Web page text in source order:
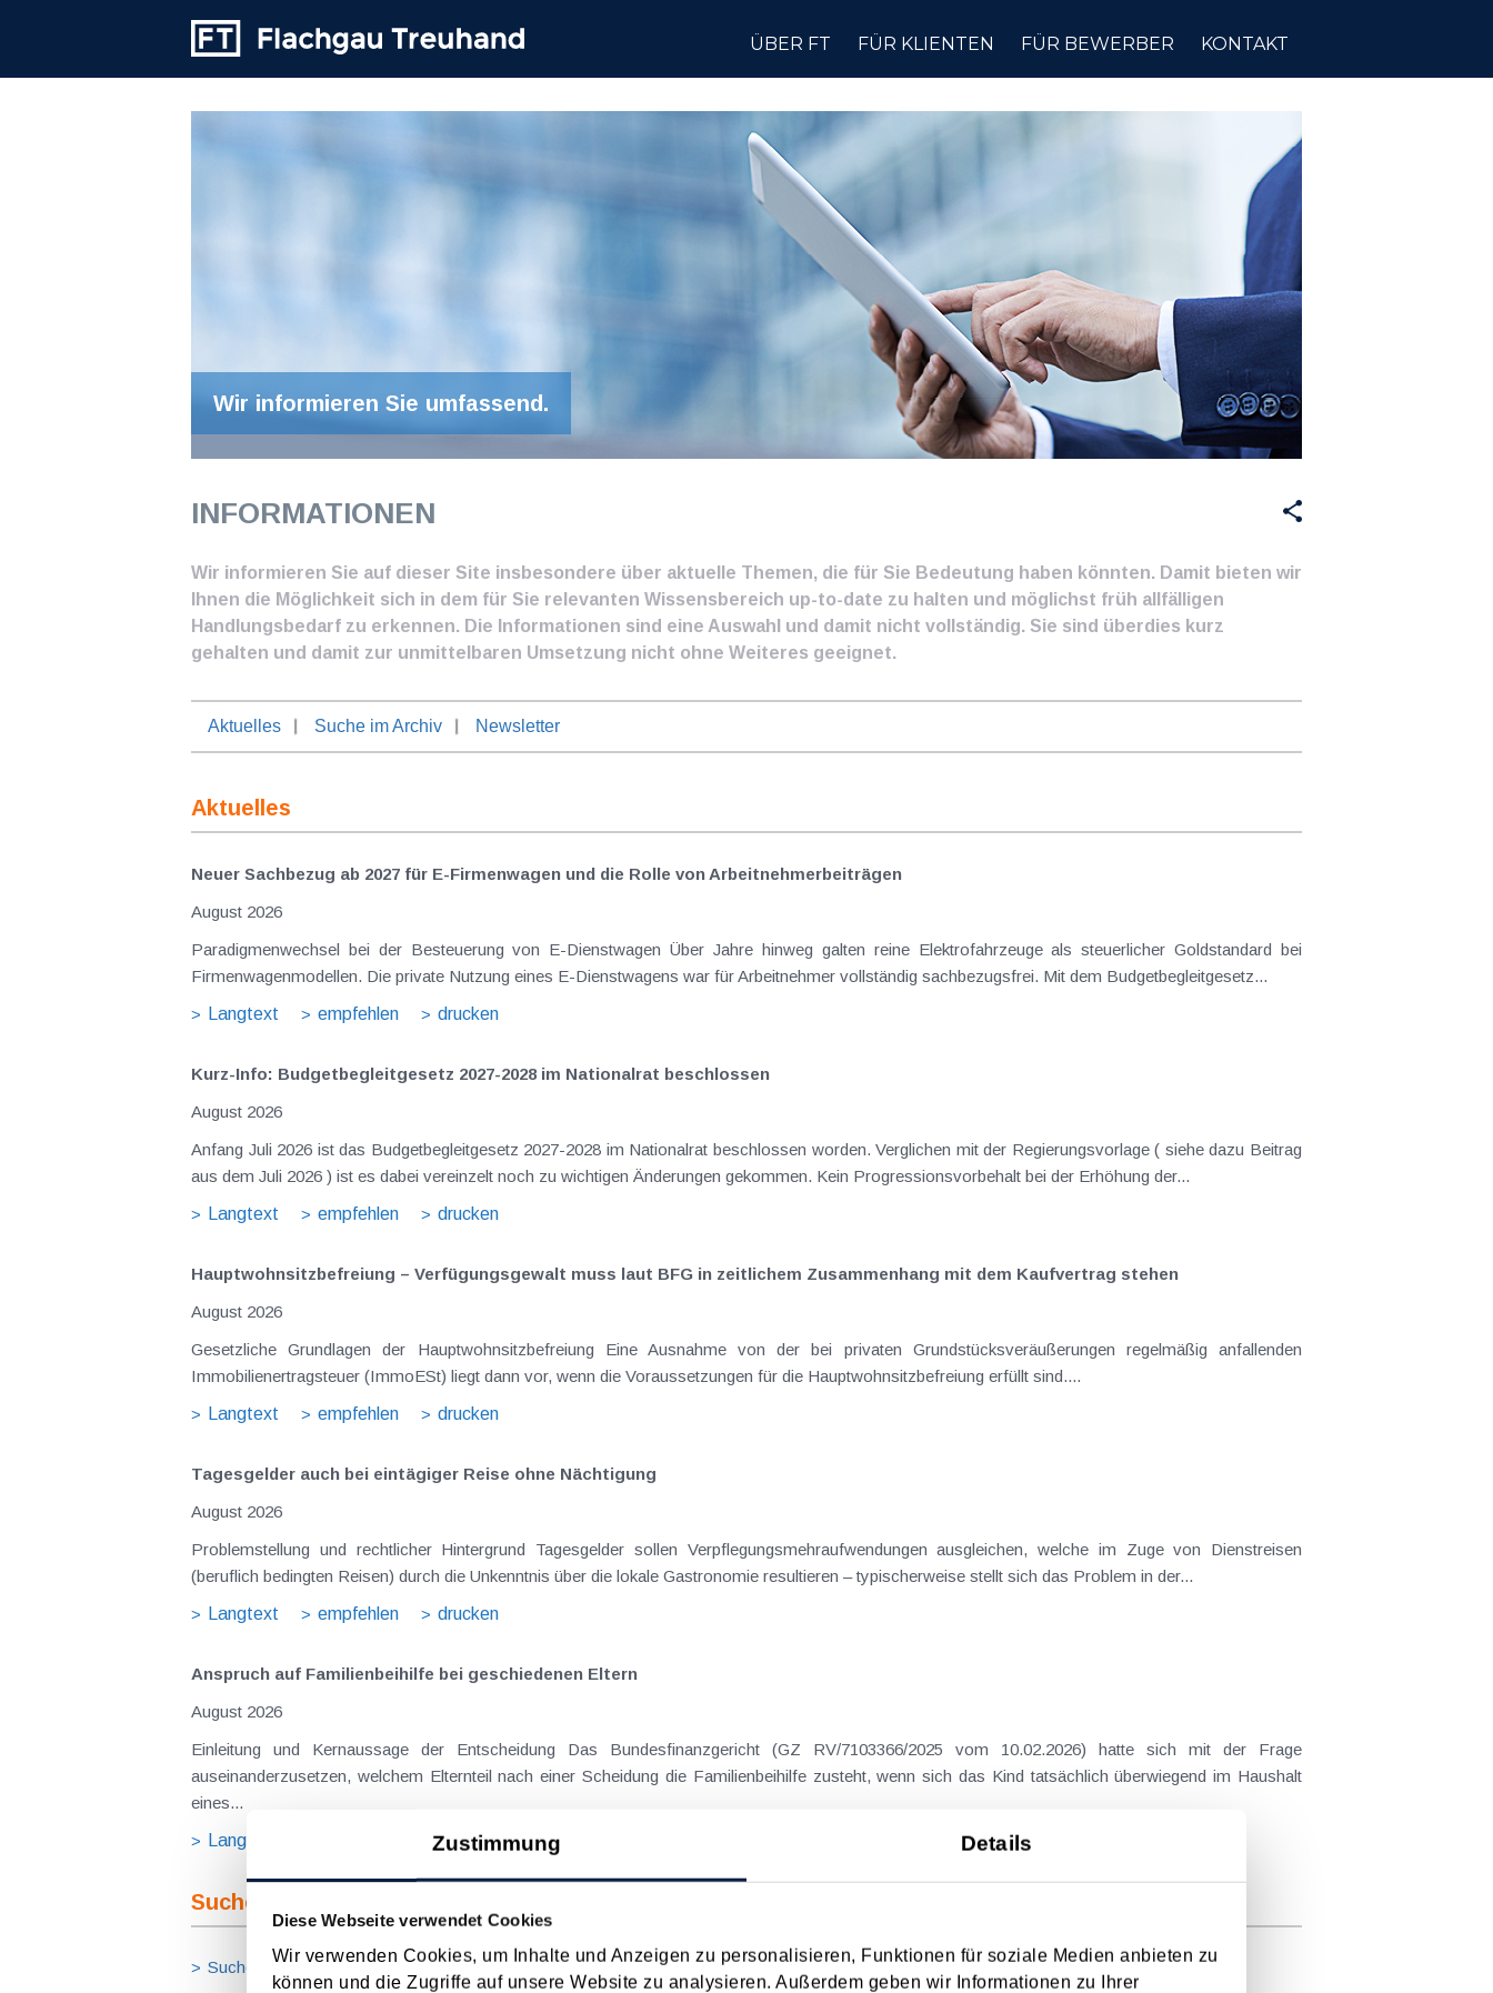
Zustimmung Details
Diese Webseite verwendet Cookies
Wir verwenden Cookies, um Inhalte und Anzeigen zu personalisieren, Funktionen für soziale Medien anbieten zu
können und die Zugriffe auf unsere Website zu analysieren. Außerdem geben wir Informationen zu Ihrer
ÜBER FT FÜR KLIENTEN FÜR BEWERBER KONTAKT
Wir informieren Sie umfassend.
INFORMATIONEN
Wir informieren Sie auf dieser Site insbesondere über aktuelle Themen, die für Sie Bedeutung haben könnten. Damit bieten wir
Ihnen die Möglichkeit sich in dem für Sie relevanten Wissensbereich up-to-date zu halten und möglichst früh allfälligen
Handlungsbedarf zu erkennen. Die Informationen sind eine Auswahl und damit nicht vollständig. Sie sind überdies kurz
gehalten und damit zur unmittelbaren Umsetzung nicht ohne Weiteres geeignet.
Aktuelles Suche im Archiv Newsletter
Aktuelles
Neuer Sachbezug ab 2027 für E-Firmenwagen und die Rolle von Arbeitnehmer​­beiträgen
August 2026
Paradigmenwechsel bei der Besteuerung von E-Dienstwagen Über Jahre hinweg galten reine Elektrofahrzeuge als steuerlicher Goldstandard bei
Firmenwagenmodellen. Die private Nutzung eines E-Dienstwagens war für Arbeitnehmer vollständig sachbezugsfrei. Mit dem Budgetbegleitgesetz...
Langtext
empfehlen drucken
Kurz-Info: Budgetbegleitgesetz 2027-2028 im Nationalrat beschlossen
August 2026
Anfang Juli 2026 ist das Budgetbegleitgesetz 2027-2028 im Nationalrat beschlossen worden. Verglichen mit der Regierungsvorlage ( siehe dazu Beitrag
aus dem Juli 2026 ) ist es dabei vereinzelt noch zu wichtigen Änderungen gekommen. Kein Progressionsvorbehalt bei der Erhöhung der...
Langtext
empfehlen drucken
Hauptwohnsitz​­befreiung – Verfügungsgewalt muss laut BFG in zeitlichem Zusammenhang mit dem Kaufvertrag stehen
August 2026
Gesetzliche Grundlagen der Hauptwohnsitzbefreiung Eine Ausnahme von der bei privaten Grundstücksveräußerungen regelmäßig anfallenden
Immobilienertragsteuer (ImmoESt) liegt dann vor, wenn die Voraussetzungen für die Hauptwohnsitzbefreiung erfüllt sind....
Langtext
empfehlen drucken
Tagesgelder auch bei eintägiger Reise ohne Nächtigung
August 2026
Problemstellung und rechtlicher Hintergrund Tagesgelder sollen Verpflegungsmehraufwendungen ausgleichen, welche im Zuge von Dienstreisen
(beruflich bedingten Reisen) durch die Unkenntnis über die lokale Gastronomie resultieren – typischerweise stellt sich das Problem in der...
Langtext
empfehlen drucken
Anspruch auf Familienbeihilfe bei geschiedenen Eltern
August 2026
Einleitung und Kernaussage der Entscheidung Das Bundesfinanzgericht (GZ RV/7103366/2025 vom 10.02.2026) hatte sich mit der Frage
auseinanderzusetzen, welchem Elternteil nach einer Scheidung die Familienbeihilfe zusteht, wenn sich das Kind tatsächlich überwiegend im Haushalt
eines...
Langtext
drucken
Suche im Archiv
Suche nach Begriffen Suche nach Datum Suche in Schlagwortliste